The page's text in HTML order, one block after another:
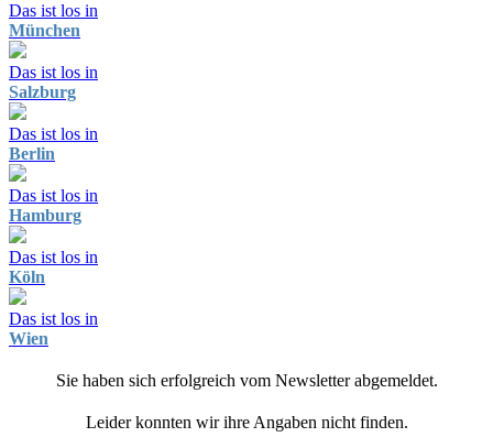
Das ist los in
München
Das ist los in
Salzburg
Das ist los in
Berlin
Das ist los in
Hamburg
Das ist los in
Köln
Das ist los in
Wien
Sie haben sich erfolgreich vom Newsletter abgemeldet.
Leider konnten wir ihre Angaben nicht finden.